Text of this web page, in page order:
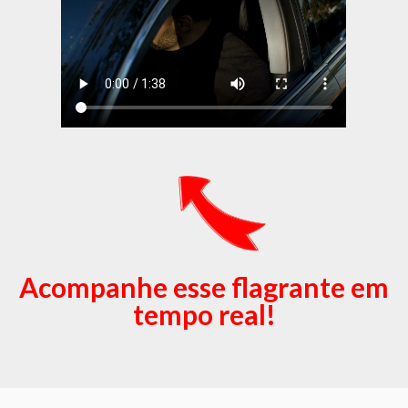
Acompanhe esse flagrante em
tempo real!